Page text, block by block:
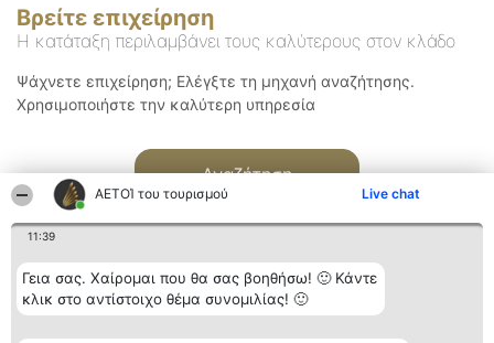
ΑΕΤΟΊ του τουρισμού Live chat
11:39
Γεια σας. Χαίρομαι που θα σας βοηθήσω! 🙂 Κάντε
κλικ στο αντίστοιχο θέμα συνομιλίας! 🙂
Βρείτε επιχείρηση
Η κατάταξη περιλαμβάνει τους καλύτερους στον κλάδο
Ψάχνετε επιχείρηση; Ελέγξτε τη μηχανή αναζήτησης.
Χρησιμοποιήστε την καλύτερη υπηρεσία
Αναζήτηση
Διοργανωτής της Κατάταξη Επικοινωνία